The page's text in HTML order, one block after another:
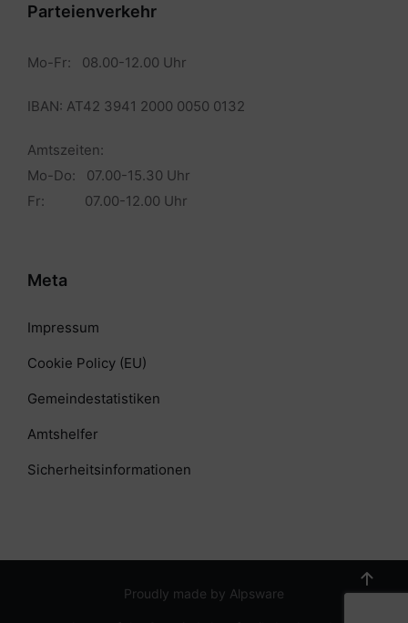
Parteienverkehr
Mo-Fr: 08.00-12.00 Uhr
IBAN: AT42 3941 2000 0050 0132
Amtszeiten:
Mo-Do: 07.00-15.30 Uhr
Fr: 07.00-12.00 Uhr
Meta
Impressum
Cookie Policy (EU)
Gemeindestatistiken
Amtshelfer
Sicherheitsinformationen
Proudly made by Alpsware